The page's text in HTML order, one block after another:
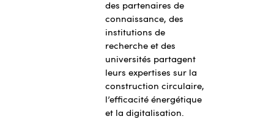
des partenaires de
connaissance, des
institutions de
recherche et des
universités partagent
leurs expertises sur la
construction circulaire,
l’efficacité énergétique
et la digitalisation.